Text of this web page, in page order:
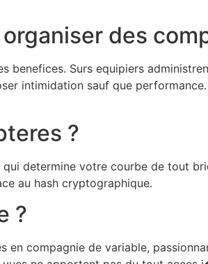
des
benefices. Surs equipiers
intimidation sauf que
?
determine votre courbe de tout
au hash cryptographique.
?
compagnie de variable,